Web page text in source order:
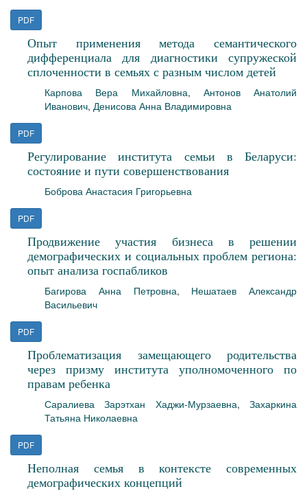
PDF
Опыт применения метода семантического
дифференциала для диагностики супружеской
сплоченности в семьях с разным числом детей
Карпова Вера Михайловна, Антонов Анатолий
Иванович, Денисова Анна Владимировна
PDF
Регулирование института семьи в Беларуси:
состояние и пути совершенствования
Боброва Анастасия Григорьевна
PDF
Продвижение участия бизнеса в решении
демографических и социальных проблем региона:
опыт анализа госпабликов
Багирова Анна Петровна, Нешатаев Александр
Васильевич
PDF
Проблематизация замещающего родительства
через призму института уполномоченного по
правам ребенка
Саралиева Зарэтхан Хаджи-Мурзаевна,Захаркина
Татьяна Николаевна
PDF
Неполная семья в контексте современных
демографических концепций